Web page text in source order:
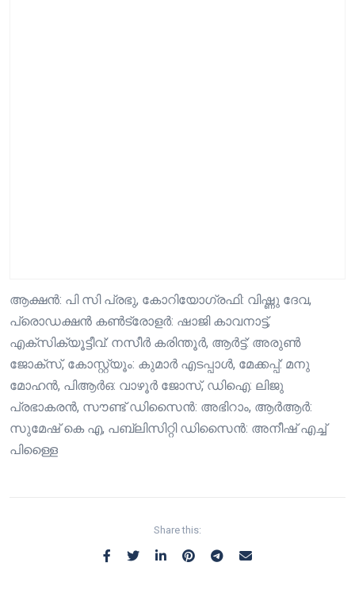
ആക്ഷൻ: പി സി പ്രഭു, കോറിയോ​ഗ്രഫി: വിഷ്ണു ദേവ,
പ്രൊഡക്ഷൻ കൺട്രോളർ: ഷാജി കാവനാട്ട്,
എക്സിക്യൂട്ടീവ്: നസീർ കരിന്തൂർ, ആർട്ട്: അരുൺ
ജോക്സ്, കോസ്റ്റ്യൂം: കുമാർ എടപ്പാൾ, മേക്കപ്പ്: മനു
മോഹൻ, പിആർഒ: വാഴൂർ ജോസ്, ഡിഐ: ലിജു
പ്രഭാകരൻ, സൗണ്ട് ഡിസൈൻ: അഭിറാം, ആർആർ:
സുമേഷ് കെ എ, പബ്ലിസിറ്റി ഡിസൈൻ: അനീഷ് എച്ച്
പിള്ളൈ
Share this: